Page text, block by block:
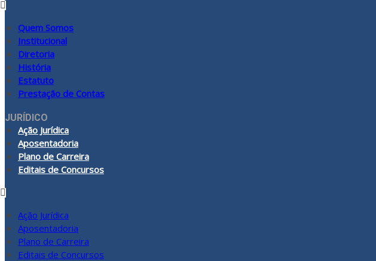
Quem Somos
Institucional
Diretoria
História
Estatuto
Prestação de Contas
JURÍDICO
Ação Jurídica
Aposentadoria
Plano de Carreira
Editais de Concursos
Ação Jurídica
Aposentadoria
Plano de Carreira
Editais de Concursos